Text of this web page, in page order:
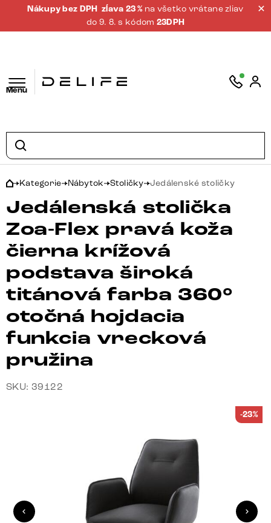
Nákupy bez DPH zĺava 23 % na všetko vrátane zliav
do 9. 8. s kódom 23DPH
Menu
Kategorie Nábytok Stoličky Jedálenské stoličky
Jedálenská stolička
Zoa-Flex pravá koža
čierna krížová
podstava široká
titánová farba 360°
otočná hojdacia
funkcia vrecková
pružina
SKU: 39122
-23%